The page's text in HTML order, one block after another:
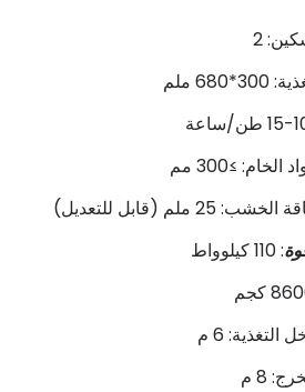
2
ملم
الخام: ≥300 مم
ملم (قابل للتعديل)
: 110 كيلوواط
6 م
8 م